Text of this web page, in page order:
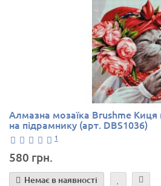
Алмазна мозаїка Brushme
на підрамнику (арт. DBS1036)
1
580 грн.
Немає в наявності